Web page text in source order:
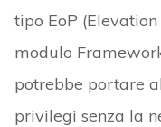
tipo EoP
modulo
potrebbe portare
privilegi senza la